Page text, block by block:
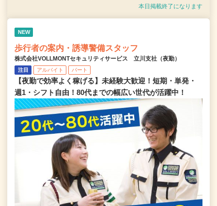
本日掲載終了になります
NEW
歩行者の案内・誘導警備スタッフ
株式会社VOLLMONTセキュリティサービス 立川支社（夜勤）
注目 アルバイト パート
【夜勤で効率よく稼げる】未経験大歓迎！短期・単発・
週1・シフト自由！80代までの幅広い世代が活躍中！